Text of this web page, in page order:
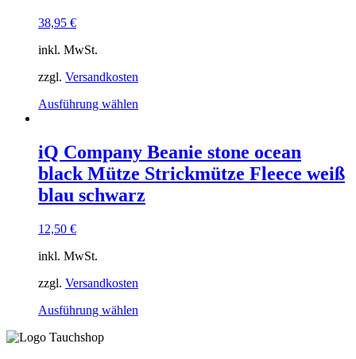
werden
38,95 €
inkl. MwSt.
zzgl. Versandkosten
Ausführung wählen
mehrere
Varianten
auf.
Optionen
werden
iQ Company Beanie stone ocean
black Mütze Strickmütze Fleece weiß
blau schwarz
12,50 €
inkl. MwSt.
zzgl. Versandkosten
Ausführung wählen